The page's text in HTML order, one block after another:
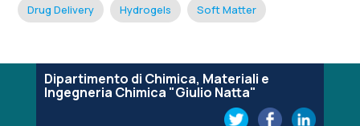
Drug Delivery Hydrogels Soft Matter
Dipartimento di Chimica, Materiali e
Ingegneria Chimica "Giulio Natta"